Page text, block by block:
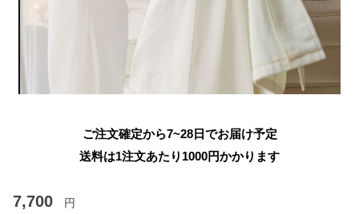
ご注文確定から7~28日でお届け予定
送料は1注文あたり 1000円かかります
7,700 円